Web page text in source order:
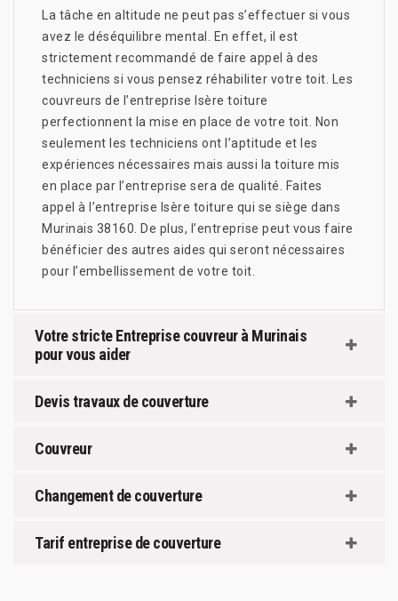
La tâche en altitude ne peut pas s’effectuer si vous
avez le déséquilibre mental. En effet, il est
strictement recommandé de faire appel à des
techniciens si vous pensez réhabiliter votre toit. Les
couvreurs de l’entreprise Isère toiture
perfectionnent la mise en place de votre toit. Non
seulement les techniciens ont l’aptitude et les
expériences nécessaires mais aussi la toiture mis
en place par l’entreprise sera de qualité. Faites
appel à l’entreprise Isère toiture qui se siège dans
Murinais 38160. De plus, l’entreprise peut vous faire
bénéficier des autres aides qui seront nécessaires
pour l’embellissement de votre toit.
Votre stricte Entreprise couvreur à Murinais
pour vous aider
Devis travaux de couverture
Couvreur
Changement de couverture
Tarif entreprise de couverture